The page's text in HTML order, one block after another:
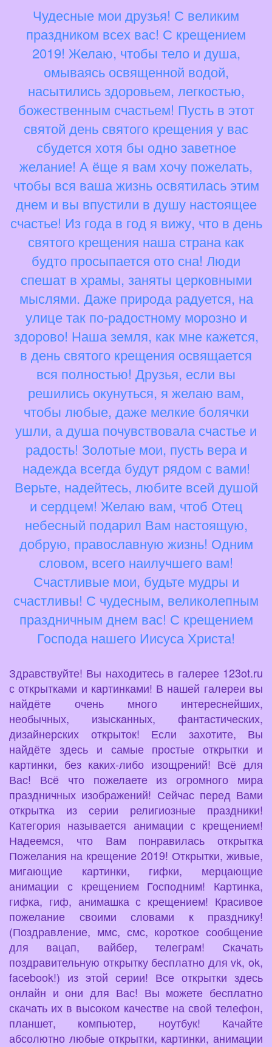
Чудесные мои друзья! С великим
праздником всех вас! С крещением
2019! Желаю, чтобы тело и душа,
омываясь освященной водой,
насытились здоровьем, легкостью,
божественным счастьем! Пусть в этот
святой день святого крещения у вас
сбудется хотя бы одно заветное
желание! А ёще я вам хочу пожелать,
чтобы вся ваша жизнь освятилась этим
днем и вы впустили в душу настоящее
счастье! Из года в год я вижу, что в день
святого крещения наша страна как
будто просыпается ото сна! Люди
спешат в храмы, заняты церковными
мыслями. Даже природа радуется, на
улице так по-радостному морозно и
здорово! Наша земля, как мне кажется,
в день святого крещения освящается
вся полностью! Друзья, если вы
решились окунуться, я желаю вам,
чтобы любые, даже мелкие болячки
ушли, а душа почувствовала счастье и
радость! Золотые мои, пусть вера и
надежда всегда будут рядом с вами!
Верьте, надейтесь, любите всей душой
и сердцем! Желаю вам, чтоб Отец
небесный подарил Вам настоящую,
добрую, православную жизнь! Одним
словом, всего наилучшего вам!
Счастливые мои, будьте мудры и
счастливы! С чудесным, великолепным
праздничным днем вас! С крещением
Господа нашего Иисуса Христа!
Здравствуйте! Вы находитесь в галерее 123ot.ru
с открытками и картинками! В нашей галереи вы
найдёте очень много интереснейших,
необычных, изысканных, фантастических,
дизайнерских открыток! Если захотите, Вы
найдёте здесь и самые простые открытки и
картинки, без каких-либо изощрений! Всё для
Вас! Всё что пожелаете из огромного мира
праздничных изображений! Сейчас перед Вами
открытка из серии религиозные праздники!
Категория называется анимации с крещением!
Надеемся, что Вам понравилась открытка
Пожелания на крещение 2019! Открытки, живые,
мигающие картинки, гифки, мерцающие
анимации с крещением Господним! Картинка,
гифка, гиф, анимашка с крещением! Красивое
пожелание своими словами к празднику!
(Поздравление, ммс, смс, короткое сообщение
для вацап, вайбер, телеграм! Скачать
поздравительную открытку бесплатно для vk, ok,
facebook!) из этой серии! Все открытки здесь
онлайн и они для Вас! Вы можете бесплатно
скачать их в высоком качестве на свой телефон,
планшет, компьютер, ноутбук! Качайте
абсолютно любые открытки, картинки, анимации